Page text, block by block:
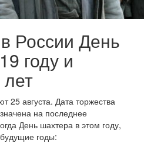
России День
году и
25 августа. Дата торжества
на последнее
День шахтера в этом году,
годы: